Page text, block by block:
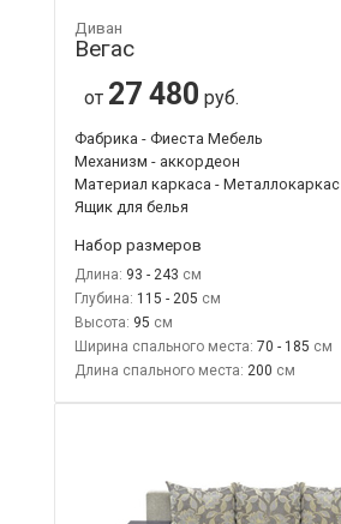
Диван
Вегас
от 27 480 руб.
Фабрика - Фиеста Мебель
Механизм - аккордеон
Материал каркаса - Металлокаркас
Ящик для белья
Набор размеров
Длина: 93 - 243
Глубина: 115 - 205
Высота: 95
Ширина спального места: 70 - 185
Длина спального места: 200